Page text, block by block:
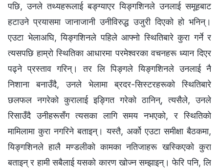
पछि, उनले तथ्यहरूलाई बङ्ग्याएर यिङ्गशिनले उनलाई समूहबाट
हटाउने प्रयासमा जानाजानी उनीविरुद्ध उजुरी दिएको हो भनिन्।
एउटा भेलाअघि, यिङ्गशिनले पहिले आफ्नो स्थितिबारे कुरा गर्ने र
त्यसपछि हाम्रो स्थितिका आधारमा परमेश्‍वरका वचनहरू ध्यान दिएर
पढ्ने प्रस्ताव गरिन्। तर लि पिङ्गले यिङ्गशिनले उनलाई नै
निशाना बनाउँदै, उनले भेलामा ब्रदर-सिस्टरहरूको स्थितिबारे
छलफल नगरेको कुरालाई इङ्गित गरेको ठानिन्, त्यसैले, उनले
रिसाउँदै उनीहरूसँग त्यसका लागि समय नभएको, र स्थितिको
मामिलामा कुरा नगरिने बताइन्। यस्तै, अर्को एउटा समीक्षा बैठकमा,
यिङ्गशिनले हालै मण्डलीको कामका नतिजाहरू खस्किएको कुरा
बताइन् र हामी सबैलाई यसको कारण खोज्न सम्झाइन्। फेरि पनि, लि